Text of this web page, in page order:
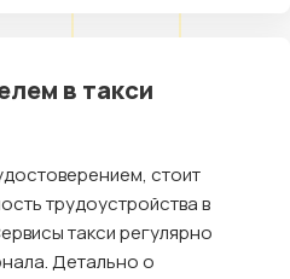
в такси
стоит
трудоустройства в
такси регулярно
Детально о